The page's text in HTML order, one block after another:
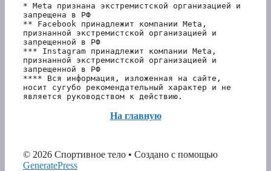
* Meta признана экстремистской организацией и
запрещена в РФ
** Facebook принадлежит компании Meta,
признанной экстремистской организацией и
запрещенной в РФ
*** Instagram принадлежит компании Meta,
признанной экстремистской организацией и
запрещенной в РФ
**** Вся информация, изложенная на сайте,
носит сугубо рекомендательный характер и не
является руководством к действию.
На главную
© 2026 Спортивное тело • Создано с помощью
GeneratePress